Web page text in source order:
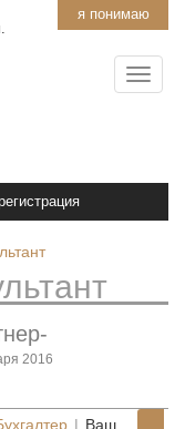
я понимаю
2016
Ваш